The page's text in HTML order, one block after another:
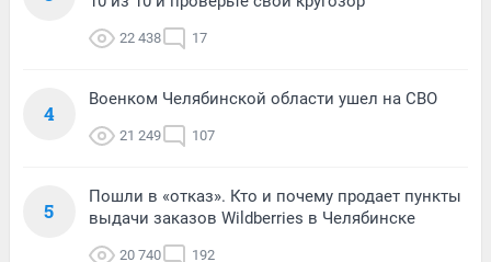
22 438 17
4
Военком Челябинской области ушел на СВО
21 249 107
5
Пошли в «отказ». Кто и почему продает пункты
выдачи заказов Wildberries в Челябинске
20 740 192